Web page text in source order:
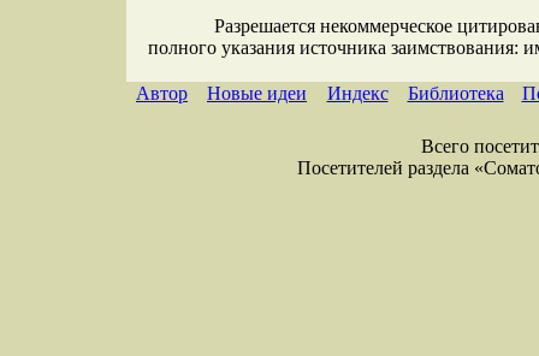
Разрешается некоммерческое
полного указания источника заимствования:
Автор Новые идеи Индекс Библиотека
Всего
Посетителей раздела